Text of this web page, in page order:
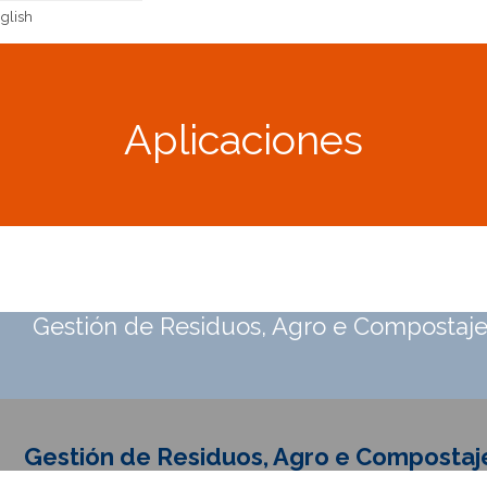
Aplicaciones
Gestión de Residuos, Agro e Compostaje
Gestión de Residuos, Agro e